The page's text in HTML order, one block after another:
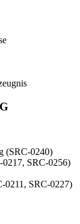
(SRC-0240)
SRC-0256)
0211, SRC-0227)